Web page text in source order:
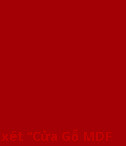
“Cửa Gỗ MDF